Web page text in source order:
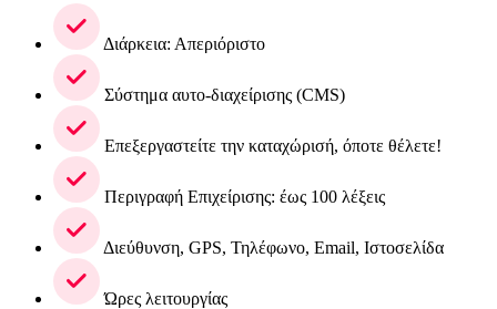
Διάρκεια: Απεριόριστο
Σύστημα αυτο-διαχείρισης (CMS)
Επεξεργαστείτε την καταχώρισή, όποτε θέλετε!
Περιγραφή Επιχείρισης: έως 100 λέξεις
Διεύθυνση, GPS, Τηλέφωνο, Email, Ιστοσελίδα
Ώρες λειτουργίας